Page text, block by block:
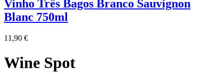
Vinho Três Bagos Branco Sauvignon
Blanc 750ml
11,90 €
Wine Spot